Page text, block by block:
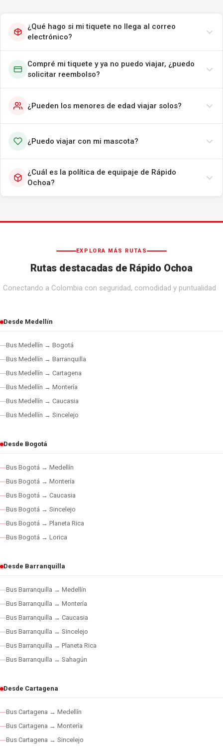
¿Qué hago si mi tiquete no llega al correo
electrónico?
Compré mi tiquete y ya no puedo viajar, ¿puedo
solicitar reembolso?
¿Pueden los menores de edad viajar solos?
¿Puedo viajar con mi mascota?
¿Cuál es la política de equipaje de Rápido
Ochoa?
EXPLORA MÁS RUTAS
Rutas destacadas de Rápido Ochoa
Conectando a Colombia con seguridad, comodidad y puntualidad
Desde Medellín
Bus Medellín → Bogotá
Bus Medellín → Barranquilla
Bus Medellín → Cartagena
Bus Medellín → Montería
Bus Medellín → Caucasia
Bus Medellín → Sincelejo
Desde Bogotá
Bus Bogotá → Medellín
Bus Bogotá → Montería
Bus Bogotá → Caucasia
Bus Bogotá → Sincelejo
Bus Bogotá → Planeta Rica
Bus Bogotá → Lorica
Desde Barranquilla
Bus Barranquilla → Medellín
Bus Barranquilla → Montería
Bus Barranquilla → Caucasia
Bus Barranquilla → Sincelejo
Bus Barranquilla → Planeta Rica
Bus Barranquilla → Sahagún
Desde Cartagena
Bus Cartagena → Medellín
Bus Cartagena → Montería
Bus Cartagena → Sincelejo